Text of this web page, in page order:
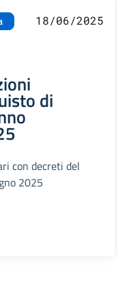
18/06/2025
di
con decreti del
2025